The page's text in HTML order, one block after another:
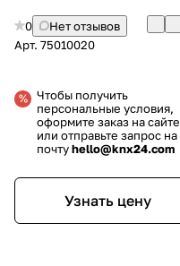
0
Нет отзывов
Арт. 75010020
Чтобы получить
персональные условия,
оформите заказ на сайте
или отправьте запрос на
почтуhello@knx24.com
Узнать цену